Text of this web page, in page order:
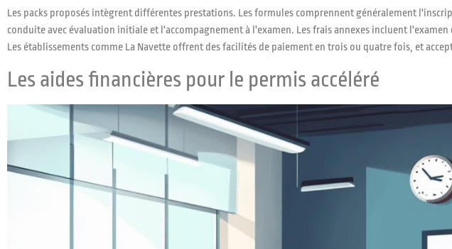
Les packs proposés intègrent différentes prestations. Les formules comprennent généralement
conduite avec évaluation initiale et l'accompagnement à l'examen. Les frais annexes incluent
Les établissements comme La Navette offrent des facilités de paiement en trois ou quatre fois, et
Les aides financières pour le permis accéléré